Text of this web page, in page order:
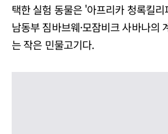
택한 실험 동물은 '아프리카 청록킬
남동부 짐바브웨·모잠비크 사바나의
는 작은 민물고기다.